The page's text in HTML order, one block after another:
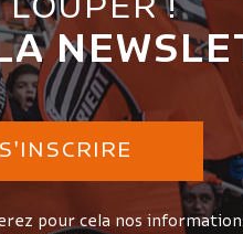
!
pour cela nos